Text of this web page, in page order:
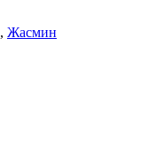
, Жасмин